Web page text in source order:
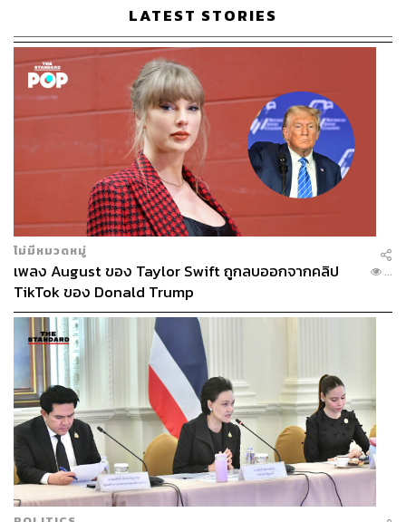
LATEST STORIES
ไม่มีหมวดหมู่
เพลง August ของ Taylor Swift ถูกลบออกจากคลิป
TikTok ของ Donald Trump
...